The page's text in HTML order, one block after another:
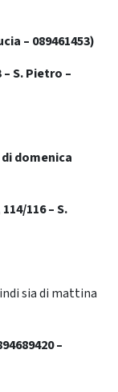
– 089461453)
S. Pietro –
domenica
116 – S.
sia di mattina
–